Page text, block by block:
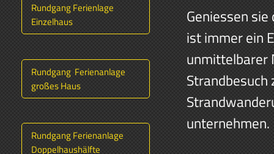
Rundgang Ferienlage
Einzelhaus
Rundgang Ferienanlage
großes Haus
Rundgang Ferienanlage
Doppelhaushälfte
Geniessen
ist immer ein
unmittelbarer
Strandbesuch
unternehmen.